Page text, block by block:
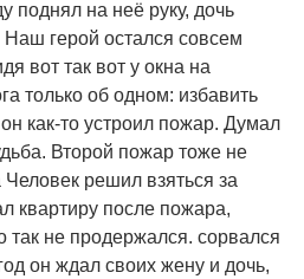
поднял на неё руку, дочь
герой остался совсем
вот так вот у окна на
только об одном: избавить
как-то устроил пожар. Думал
Второй пожар тоже не
решил взяться за
квартиру после пожара,
так не продержался. сорвался
он ждал своих жену и дочь,